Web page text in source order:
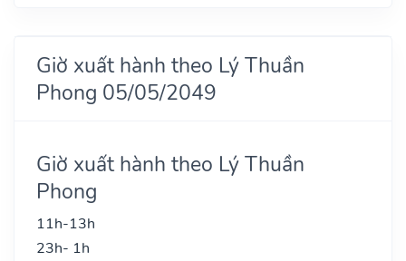
Giờ xuất hành theo Lý Thuần
Phong 05/05/2049
Giờ xuất hành theo Lý Thuần
Phong
11h-13h
23h- 1h